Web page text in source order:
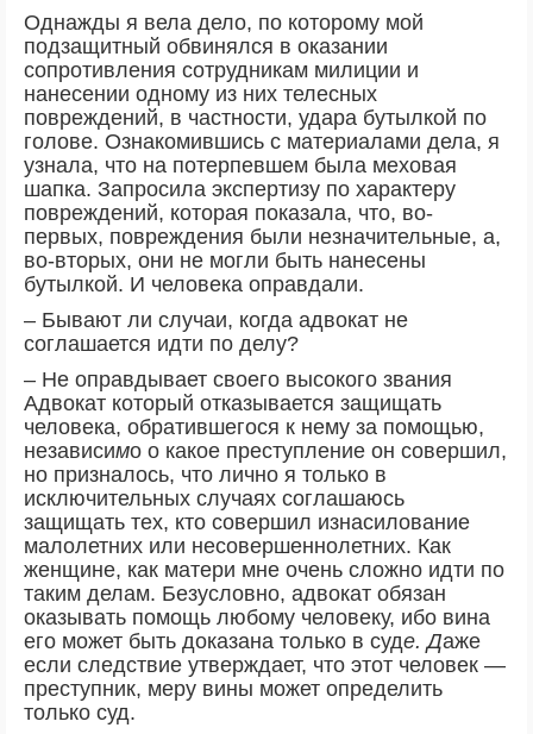
Однажды я вела дело, по которому мой
подзащитный обвинялся в оказании
сопротивления сотрудникам милиции и
нанесении одному из них телесных
повреждений, в частности, удара бутылкой по
голове. Ознакомившись с материалами дела, я
узнала, что на потерпевшем была меховая
шапка. Запросила экспертизу по характеру
повреждений, которая показала, что, во-
первых, повреждения были незначительные, а,
во-вторых, они не могли быть нанесены
бутылкой. И человека оправдали.
– Бывают ли случаи, когда адвокат не
соглашается идти по делу?
– Не оправдывает своего высокого звания
Адвокат который отказывается защищать
человека, обратившегося к нему за помощью,
независимо о какое преступление он совершил,
но призналось, что лично я только в
исключительных случаях соглашаюсь
защищать тех, кто совершил изнасилование
малолетних или несовершеннолетних. Как
женщине, как матери мне очень сложно идти по
таким делам. Безусловно, адвокат обязан
оказывать помощь любому человеку, ибо вина
его может быть доказана только в суде. Даже
если следствие утверждает, что этот человек —
преступник, меру вины может определить
только суд.